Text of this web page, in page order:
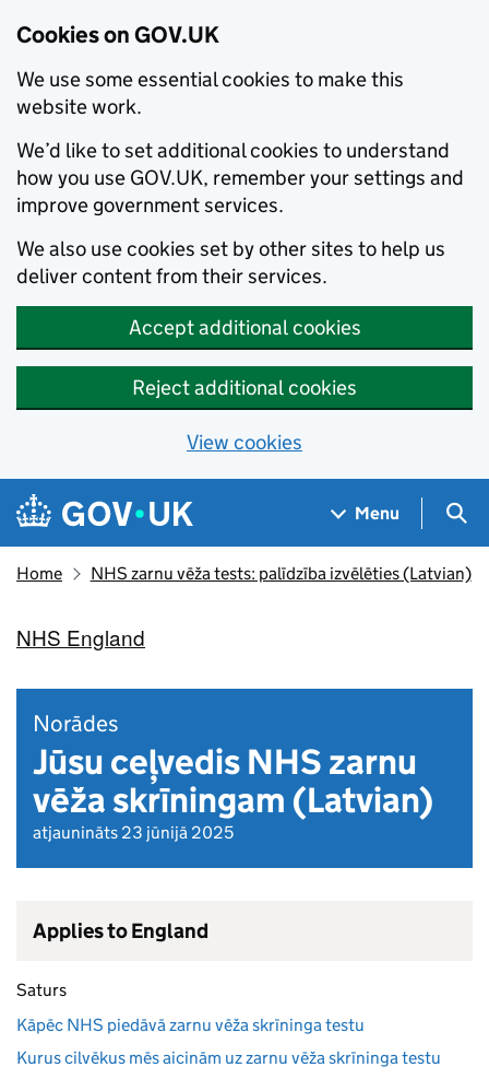
Cookies on GOV.UK
We use some essential cookies to make this
website work.
We’d like to set additional cookies to understand
how you use GOV.UK, remember your settings and
improve government services.
We also use cookies set by other sites to help us
deliver content from their services.
Accept additional cookies
Reject additional cookies
View cookies
Skip to main content
Navigation menu
Menu
Home NHS zarnu vēža tests: palīdzība izvēlēties (Latvian)
NHS England
Norādes
Jūsu ceļvedis NHS zarnu
vēža skrīningam (Latvian)
atjaunināts 23 jūnijā 2025
Applies to England
Saturs
Kāpēc NHS piedāvā zarnu vēža skrīninga testu
Kurus cilvēkus mēs aicinām uz zarnu vēža skrīninga testu